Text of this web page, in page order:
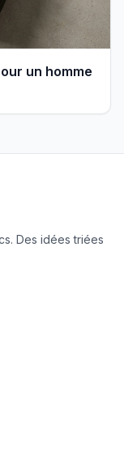
un homme
Des idées triées